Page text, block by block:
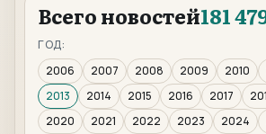
Всего новостей181
ГОД:
2006
2007 2008 2009 2010
2013
2014 2015 2016 2017
2020
2021 2022 2023 2024